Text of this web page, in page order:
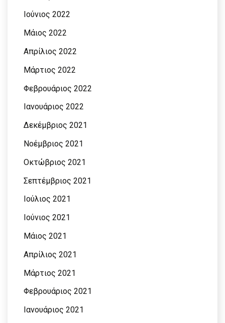
Ιούνιος 2022
Μάιος 2022
Απρίλιος 2022
Μάρτιος 2022
Φεβρουάριος 2022
Ιανουάριος 2022
Δεκέμβριος 2021
Νοέμβριος 2021
Οκτώβριος 2021
Σεπτέμβριος 2021
Ιούλιος 2021
Ιούνιος 2021
Μάιος 2021
Απρίλιος 2021
Μάρτιος 2021
Φεβρουάριος 2021
Ιανουάριος 2021